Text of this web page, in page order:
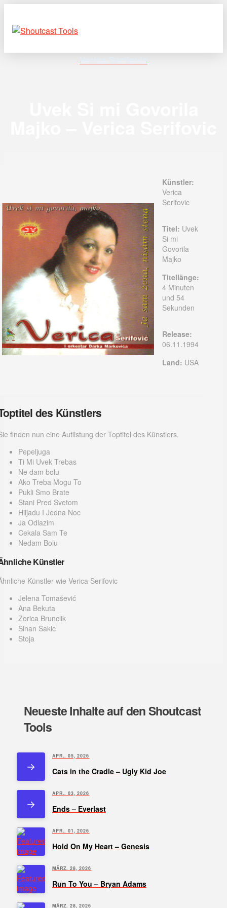
Verica Serifovic
Künstler:
Verica
Serifovic
Titel: Uvek
Si mi
Govorila
Majko
Titellänge:
4 Minuten
und 54
Sekunden
Release:
06.11.1994
Land: USA
des Künstlers
finden nun eine Auflistung der Toptitel des Künstlers.
Pepeljuga
Ti Mi Uvek Trebas
Ne dam bolu
Ako Treba Mogu To
Pukli Smo Brate
Stani Pred Svetom
Hiljadu I Jedna Noc
Ja Odlazim
Cekala Sam Te
Nedam Bolu
Künstler
Künstler wie Verica Serifovic
Jelena Tomašević
Ana Bekuta
Zorica Brunclik
Sinan Sakic
Stoja
Neueste Inhalte auf den Shoutcast
Tools
APR.. 05, 2026
Cats in the Cradle – Ugly Kid Joe
APR.. 03, 2026
Ends – Everlast
APR.. 01, 2026
Hold On My Heart – Genesis
MÄRZ. 28, 2026
Run To You – Bryan Adams
MÄRZ. 28, 2026